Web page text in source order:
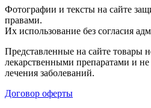
Фотографии и тексты на сайте
правами.
Их использование без согласия
Представленные на сайте товары
лекарственными препаратами и не
лечения заболеваний.
Договор оферты